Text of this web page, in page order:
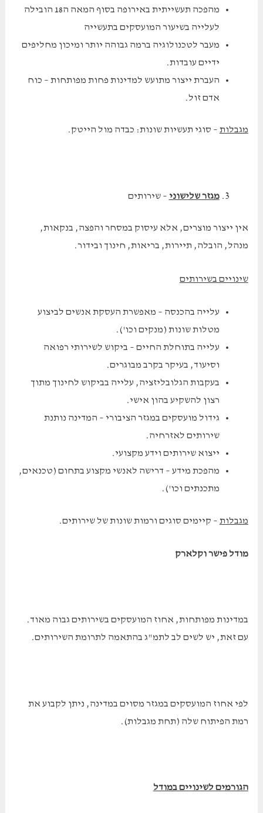
מהפכה תעשייתית באירופה בסוף המאה ה18 הובילה
לעלייה בשיעור המועסקים בתעשייה
מעבר לטכנולוגיה ברמה גבוהה יותר ומיכון מחליפים
ידיים עובדות.
העברת ייצור מתועש למדינות פחות מפותחות – כוח
אדם זול.
מגבלות – סוגי תעשיות שונות: כבדה מול הייטק.
מגזר שלישוני – שירותים
אין ייצור מוצרים, אלא עיסוק במסחר והפצה, בנקאות,
מנהל, הובלה, תיירות, בריאות, חינוך ובידור.
שינויים בשירותים
עלייה בהכנסה – מאפשרת העסקת אנשים לביצוע
מטלות שונות (מנקים וכו').
עלייה בתוחלת החיים – ביקוש לשירותי רפואה
וסיעוד, בעיקר בקרב מבוגרים.
בעקבות הגלובליזציה, עלייה בביקוש לחינוך מתוך
רצון להשקיע בהון אישי.
גידול מועסקים במגזר הציבורי – המדינה נותנת
שירותים לאזרחיה.
ייצוא שירותים וידע מקצועי.
מהפכת מידע – דרישה לאנשי מקצוע בתחום (טכנאים,
מתכנתים וכו').
מגבלות – קיימים סוגים ורמות שונות של שירותים.
מודל פישר וקלארק
במדינות מפותחות, אחוז המועסקים בשירותים גבוה מאוד.
עם זאת, יש לשים לב לתמ"ג בהתאמה לתרומת השירותים.
לפי אחוז המועסקים במגזר מסוים במדינה, ניתן לקבוע את
רמת הפיתוח שלה (תחת מגבלות).
הגורמים לשינויים במודל